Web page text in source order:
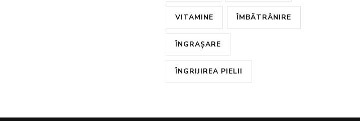
VITAMINE ÎMBĂTRÂNIRE
ÎNGRAȘARE
ÎNGRIJIREA PIELII